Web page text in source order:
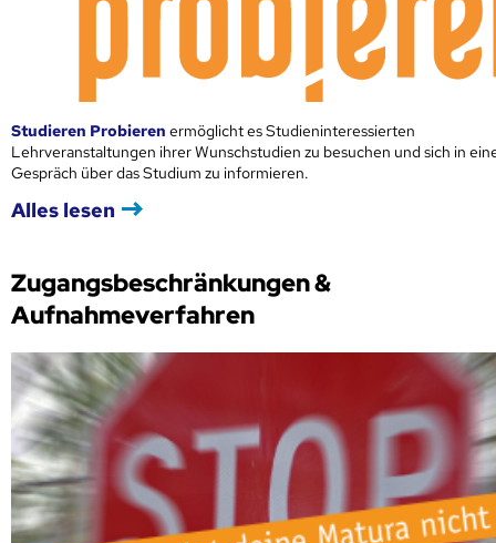
Studieren Probieren ermöglicht es Studieninteressierten
Lehrveranstaltungen ihrer Wunschstudien zu besuchen und sich in
Gespräch über das Studium zu informieren.
Alles lesen
Zugangsbeschränkungen &
Aufnahmeverfahren